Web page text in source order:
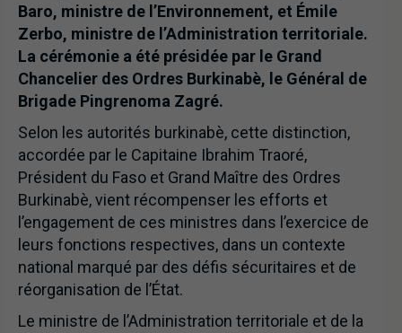
Baro, ministre de l’Environnement, et Émile
Zerbo, ministre de l’Administration territoriale.
La cérémonie a été présidée par le Grand
Chancelier des Ordres Burkinabè, le Général de
Brigade Pingrenoma Zagré.
Selon les autorités burkinabè, cette distinction,
accordée par le Capitaine Ibrahim Traoré,
Président du Faso et Grand Maître des Ordres
Burkinabè, vient récompenser les efforts et
l’engagement de ces ministres dans l’exercice de
leurs fonctions respectives, dans un contexte
national marqué par des défis sécuritaires et de
réorganisation de l’État.
Le ministre de l’Administration territoriale et de la